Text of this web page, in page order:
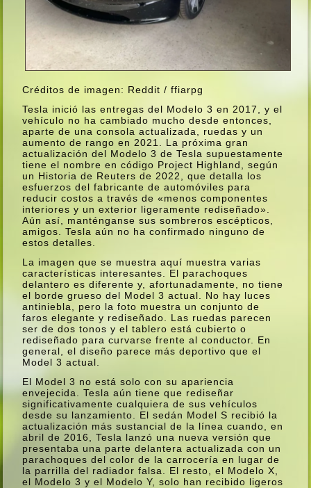
Créditos de imagen: Reddit / ffiarpg
Tesla inició las entregas del Modelo 3 en 2017, y el
vehí­culo no ha cambiado mucho desde entonces,
aparte de una consola actualizada, ruedas y un
aumento de rango en 2021. La próxima gran
actualización del Modelo 3 de Tesla supuestamente
tiene el nombre en código Project Highland, según
un Historia de Reuters de 2022, que detalla los
esfuerzos del fabricante de automóviles para
reducir costos a través de «menos componentes
interiores y un exterior ligeramente rediseñado».
Aún así­, manténganse sus sombreros escépticos,
amigos. Tesla aún no ha confirmado ninguno de
estos detalles.
La imagen que se muestra aquí­ muestra varias
caracterí­sticas interesantes. El parachoques
delantero es diferente y, afortunadamente, no tiene
el borde grueso del Model 3 actual. No hay luces
antiniebla, pero la foto muestra un conjunto de
faros elegante y rediseñado. Las ruedas parecen
ser de dos tonos y el tablero está cubierto o
rediseñado para curvarse frente al conductor. En
general, el diseño parece más deportivo que el
Model 3 actual.
El Model 3 no está solo con su apariencia
envejecida. Tesla aún tiene que rediseñar
significativamente cualquiera de sus vehí­culos
desde su lanzamiento. El sedán Model S recibió la
actualización más sustancial de la lí­nea cuando, en
abril de 2016, Tesla lanzó una nueva versión que
presentaba una parte delantera actualizada con un
parachoques del color de la carrocerí­a en lugar de
la parrilla del radiador falsa. El resto, el Modelo X,
el Modelo 3 y el Modelo Y, solo han recibido ligeros